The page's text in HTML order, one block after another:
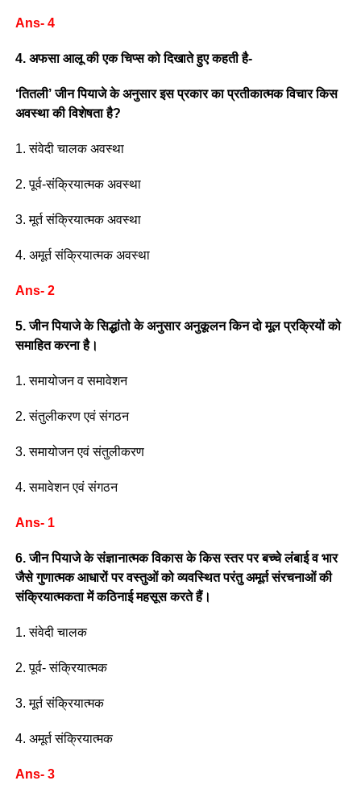
Ans- 4
4. अफसा आलू की एक चिप्स को दिखाते हुए कहती है-
‘तितली’ जीन पियाजे के अनुसार इस प्रकार का प्रतीकात्मक विचार किस
अवस्था की विशेषता है?
1. संवेदी चालक अवस्था
2. पूर्व-संक्रियात्मक अवस्था
3. मूर्त संक्रियात्मक अवस्था
4. अमूर्त संक्रियात्मक अवस्था
Ans- 2
5. जीन पियाजे के सिद्धांतो के अनुसार अनुकूलन किन दो मूल प्रक्रियों को
समाहित करना है।
1. समायोजन व समावेशन
2. संतुलीकरण एवं संगठन
3. समायोजन एवं संतुलीकरण
4. समावेशन एवं संगठन
Ans- 1
6. जीन पियाजे के संज्ञानात्मक विकास के किस स्तर पर बच्चे लंबाई व भार
जैसे गुणात्मक आधारों पर वस्तुओं को व्यवस्थित परंतु अमूर्त संरचनाओं की
संक्रियात्मकता में कठिनाई महसूस करते हैं।
1. संवेदी चालक
2. पूर्व- संक्रियात्मक
3. मूर्त संक्रियात्मक
4. अमूर्त संक्रियात्मक
Ans- 3